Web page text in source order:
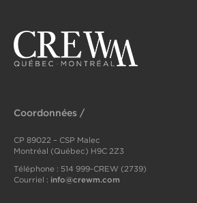
Coordonnées /
CP 89022 – CSP Malec
Montréal (Québec) H9C 2Z3
Téléphone : 514 999-CREW (2739)
Courriel : info@crewm.com